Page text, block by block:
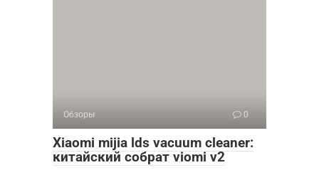
Обзоры 0
Xiaomi mijia lds vacuum cleaner:
китайский собрат viomi v2